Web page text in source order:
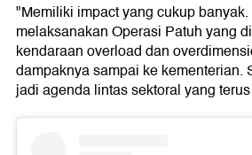
"Memiliki impact yang cukup
melaksanakan Operasi Patuh yang
kendaraan overload dan
dampaknya sampai ke kementerian.
jadi agenda lintas sektoral yang